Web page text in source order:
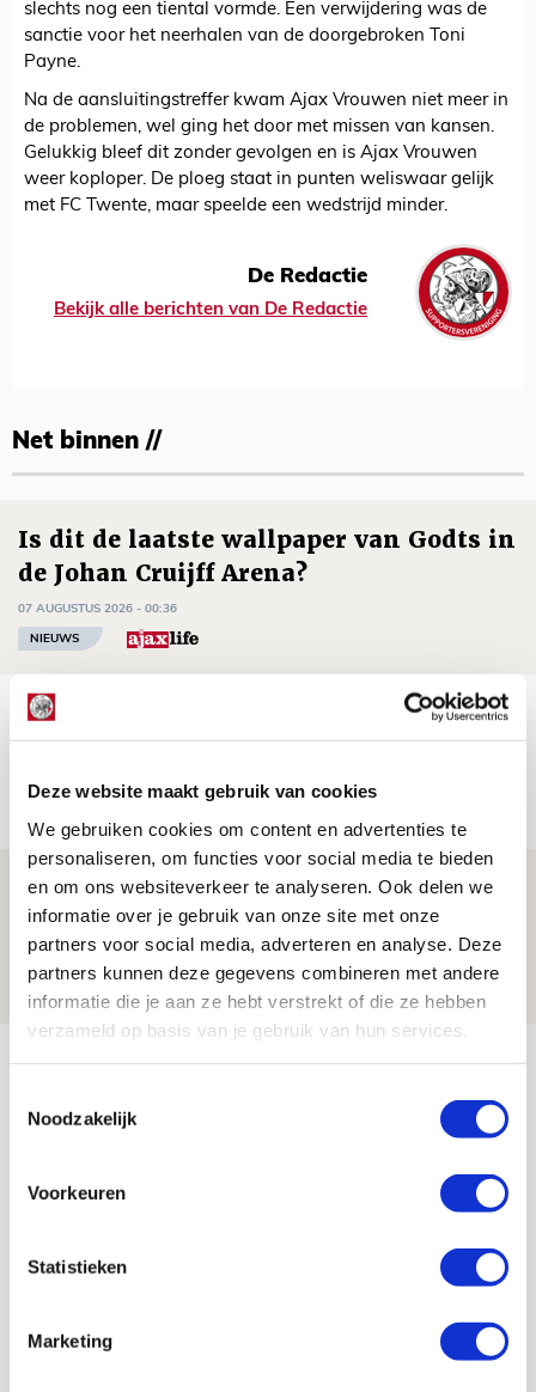
Deze website maakt gebruik van cookies
We gebruiken cookies om content en advertenties te
personaliseren, om functies voor social media te bieden
en om ons websiteverkeer te analyseren. Ook delen we
informatie over je gebruik van onze site met onze
partners voor social media, adverteren en analyse. Deze
partners kunnen deze gegevens combineren met andere
informatie die je aan ze hebt verstrekt of die ze hebben
verzameld op basis van je gebruik van hun services.
Noodzakelijk
Voorkeuren
Statistieken
Marketing
slechts nog een tiental vormde. Een verwijdering was de
sanctie voor het neerhalen van de doorgebroken Toni
Payne.
Na de aansluitingstreffer kwam Ajax Vrouwen niet meer in
de problemen, wel ging het door met missen van kansen.
Gelukkig bleef dit zonder gevolgen en is Ajax Vrouwen
weer koploper. De ploeg staat in punten weliswaar gelijk
met FC Twente, maar speelde een wedstrijd minder.
De Redactie
Bekijk alle berichten van De Redactie
Net binnen //
Is dit de laatste wallpaper van Godts in
de Johan Cruijff Arena?
07 AUGUSTUS 2026 - 00:36
NIEUWS
Trotse Klaassen: ‘Vierhonderd duels
voor mijn club is heel speciaal’
06 AUGUSTUS 2026 - 23:43
Ajax zet Shelbourne eenvoudig opzij en
reist met vertrouwen naar Dublin
06 AUGUSTUS 2026 - 21:52
AUG
11